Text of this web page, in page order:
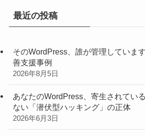
最近の投稿
そのWordPress、誰が管理していま
善支援事例
2026年8月5日
あなたのWordPress、寄生されてい
ない「潜伏型ハッキング」の正体
2026年6月3日